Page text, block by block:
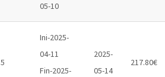
05-10
5
Ini-2025-
04-11
Fin-2025-
2025-
05-14
217.80€